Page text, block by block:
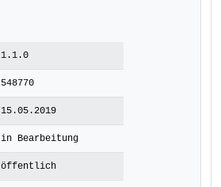
1.1.0
548770
15.05.2019
in Bearbeitung
öffentlich